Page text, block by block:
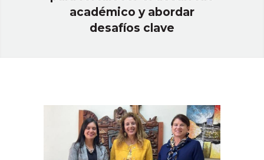
académico y abordar
desafíos clave